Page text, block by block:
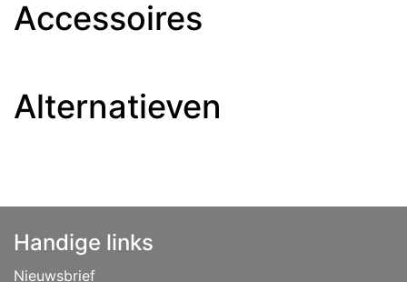
Accessoires
Alternatieven
Handige links
Nieuwsbrief